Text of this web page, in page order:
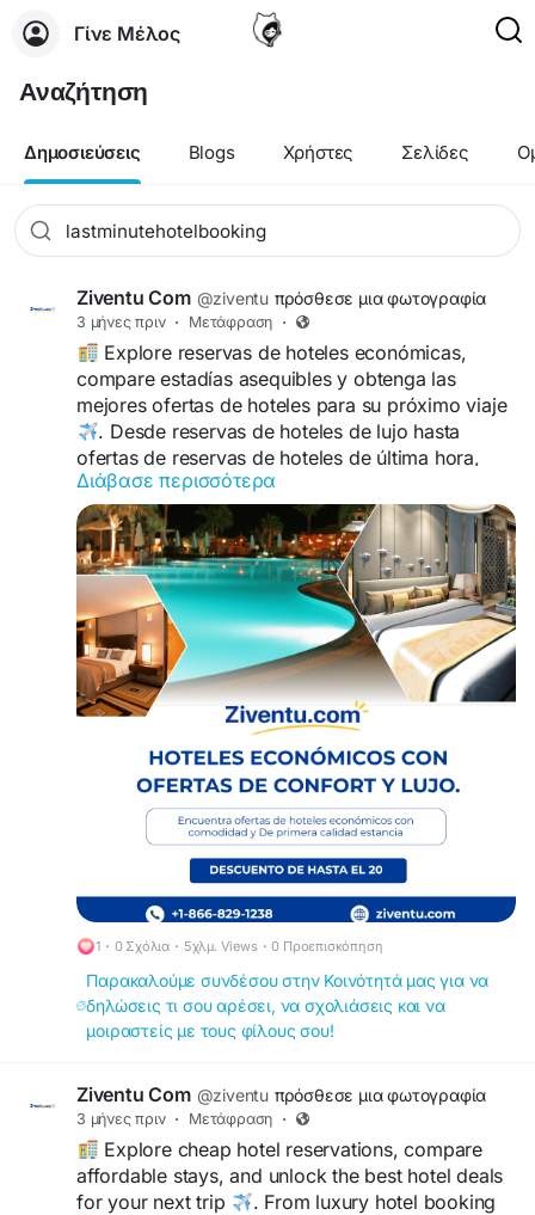
Γίνε Μέλος
Αναζήτηση
Δημοσιεύσεις Blogs Χρήστες Σελίδες
Ziventu Com @ziventu πρόσθεσε μια φωτογραφία
3 μήνες πριν · Μετάφραση ·
Explore reservas de hoteles económicas,
compare estadías asequibles y obtenga las
mejores ofertas de hoteles para su próximo viaje
. Desde reservas de hoteles de lujo hasta
ofertas de reservas de hoteles de última hora,
encuentre habitaciones de hotel económicas con
opciones flexibles, mejores precios y alojamiento
confortable
.
https://www.ziventu.com/blog/book-smart-with-
cheap-hotel-reservations-and-best-hotel-deals
Ahorre más mientras disfruta de reservas de
habitaciones de hotel más inteligentes al
+1-
866-829-1238 con ubicaciones convenientes y
experiencias de viaje sin estrés diseñadas para
cada tipo de viajero.
#Reservasdehotelbaratos #Hotelesbaratos
#HotelTonight #LastMinuteHotelBooking
#Habitacióndehotel
#Motelsbaratos #BestHotelDeals #Hotelesdelujo
Διάβασε περισσότερα
1 · 0 Σχόλια · 5χλμ. Views · 0 Προεπισκόπηση
Παρακαλούμε συνδέσου στην Κοινότητά μας για να
δηλώσεις τι σου αρέσει, να σχολιάσεις και να
μοιραστείς με τους φίλους σου!
Ziventu Com @ziventu πρόσθεσε μια φωτογραφία
3 μήνες πριν · Μετάφραση ·
Explore cheap hotel reservations, compare
affordable stays, and unlock the best hotel deals
for your next trip
. From luxury hotel booking